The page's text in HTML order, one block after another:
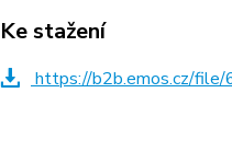
Ke stažení
https://b2b.emos.cz/